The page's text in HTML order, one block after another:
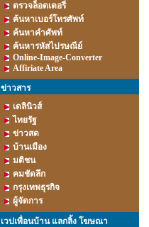
ตรวจล็อตเตอรี่
ค้นหาเบอร์โทรศัพท์
ค้นหาคำศัพท์
ค้นหารหัสไปรษณีย์
Online-Image-Converter
Affiriate Area
ข่าวสาร
เดลินิวส์
ไทยรัฐ
ข่าวสด
บ้านเมือง
มติชน
คมชัดลึก
กรุงเทพธุรกิจ
ผู้จัดการ
เวปเพื่อนบ้าน แลกลิ้ง โฆษณา